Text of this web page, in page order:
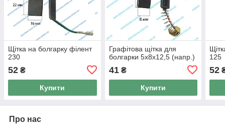
Щітка на болгарку філент
230
52 ₴
Купити
Графітова щітка для
болгарки 5х8х12,5 (напр.)
41₴
Купити
125
52
Про нас